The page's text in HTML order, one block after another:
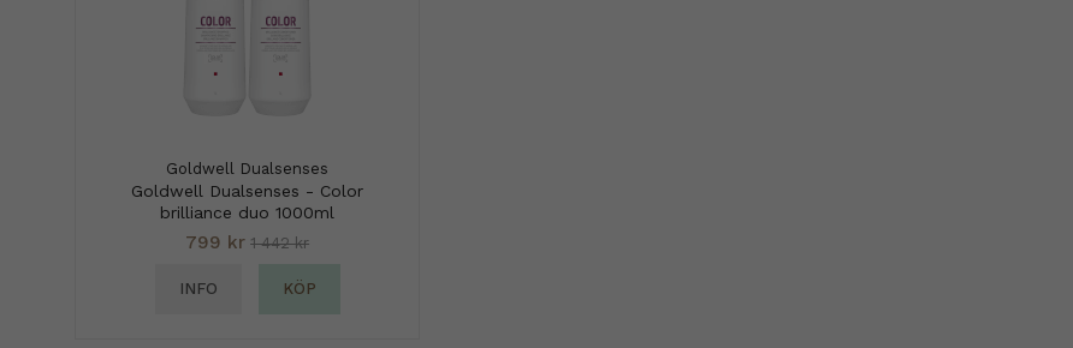
Goldwell Dualsenses
Goldwell Dualsenses - Color
brilliance duo 1000ml
799 kr 1 442 kr
INFO KÖP